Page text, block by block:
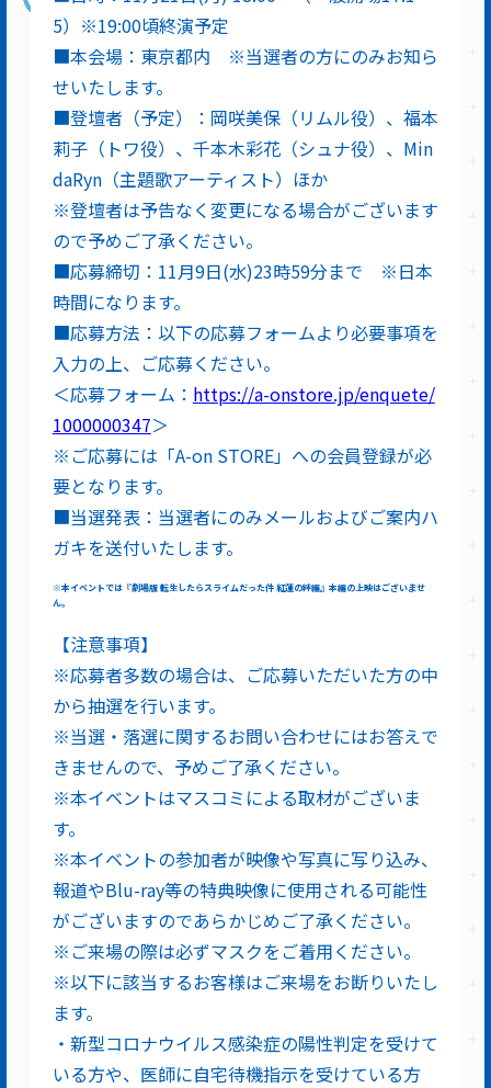
5）※19:00頃終演予定
■本会場：東京都内 ※当選者の方にのみお知ら
せいたします。
■登壇者（予定）：岡咲美保（リムル役）、福本
莉子（トワ役）、千本木彩花（シュナ役）、Min
daRyn（主題歌アーティスト）ほか
※登壇者は予告なく変更になる場合がございます
ので予めご了承ください。
■応募締切：11月9日(水)23時59分まで ※日本
時間になります。
■応募方法：以下の応募フォームより必要事項を
入力の上、ご応募ください。
＜応募フォーム： https://a-onstore.jp/enquete/
1000000347＞
※ご応募には「A-on STORE」への会員登録が必
要となります。
■当選発表：当選者にのみメールおよびご案内ハ
ガキを送付いたします。
※本イベントでは『劇場版 転生したらスライムだった件 紅蓮の絆編』本編の上映はございませ
ん。
【注意事項】
※応募者多数の場合は、ご応募いただいた方の中
から抽選を行います。
※当選・落選に関するお問い合わせにはお答えで
きませんので、予めご了承ください。
※本イベントはマスコミによる取材がございま
す。
※本イベントの参加者が映像や写真に写り込み、
報道やBlu-ray等の特典映像に使用される可能性
がございますのであらかじめご了承ください。
※ご来場の際は必ずマスクをご着用ください。
※以下に該当するお客様はご来場をお断りいたし
ます。
・新型コロナウイルス感染症の陽性判定を受けて
いる方や、医師に自宅待機指示を受けている方